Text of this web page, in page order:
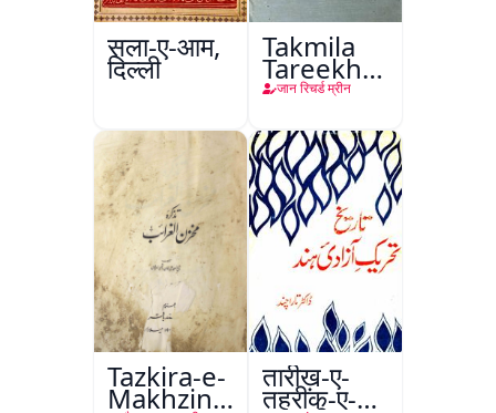
सला-ए-आम,
दिल्ली
Takmila
Tareekh
Ahl-e-
जान रिचर्ड म्रीन
Tazkira-e-
Makhzin-
तारीख़-ए-
तहरीक-ए-